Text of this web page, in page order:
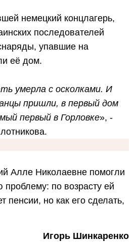
немецкий концлагерь,
последователей
упавшие на
её дом.
умерла с осколками. И
пришли, в первый дом
первый в Горловке», -
Алле Николаевне помогли
по возрасту ей
пенсии, но как его сделать,
Игорь Шинкаренко